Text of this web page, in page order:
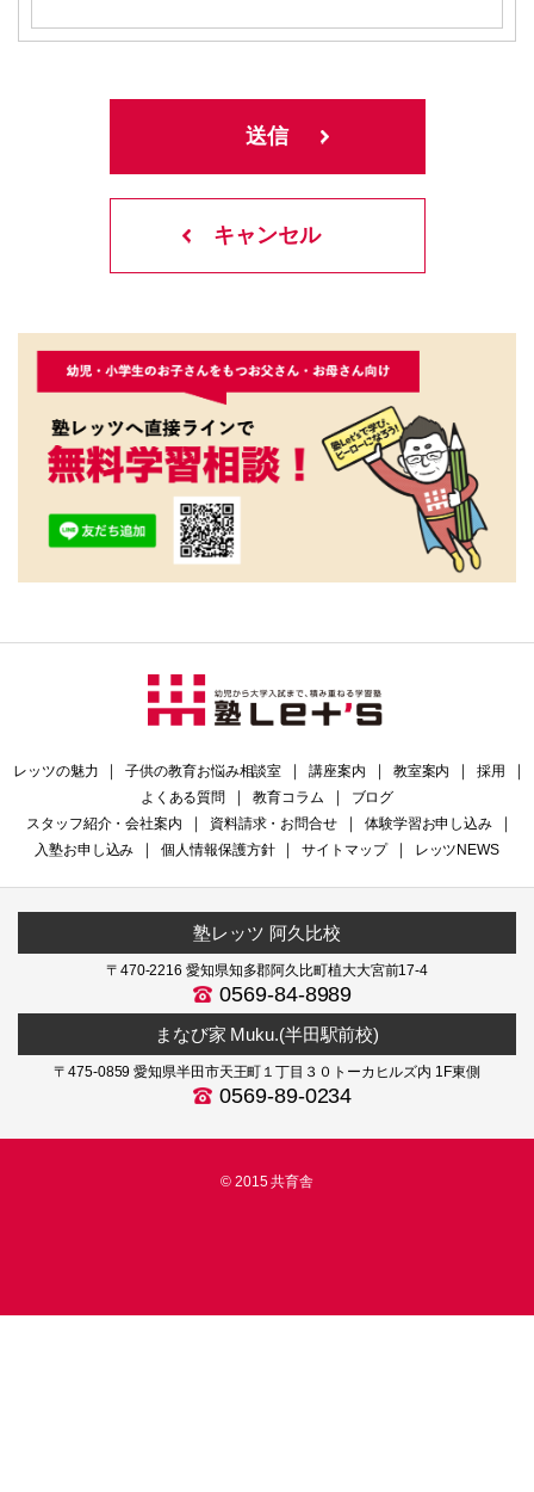
キャンセル
レッツの魅力 ｜ 子供の教育お悩み相談室 ｜ 講座案内 ｜ 教室案内 ｜ 採用
｜
よくある質問
｜ 教育コラム ｜
ブログ
スタッフ紹介・会社案内
｜ 資料請求・お問合せ ｜ 体験学習お申し込み
｜
入塾お申し込み
｜ 個人情報保護方針 ｜ サイトマップ ｜ レッツNEWS
塾レッツ 阿久比校
〒470-2216 愛知県知多郡阿久比町植大大宮前17-4
0569-84-8989
まなび家 Muku.(半田駅前校)
〒475-0859 愛知県半田市天王町１丁目３０トーカヒルズ内 1F東側
0569-89-0234
© 2015 共育舎